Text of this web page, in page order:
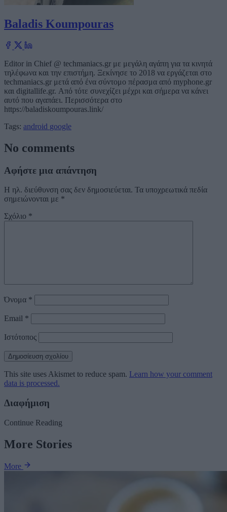
Baladis Koumpouras
Editor in Chief @ techmaniacs.gr με μεγάλη αγάπη για τα κινητά
τηλέφωνα και την επιστήμη. Ξεκίνησε το 2018 να εργάζεται στο
techmaniacs.gr μετά από ένα σύντομο πέρασμα από myphone.gr
και digitallife.gr. Από τότε συνεχίζει μέχρι και σήμερα να κάνει
αυτό που αγαπάει. Περισσότερα στο
https://baladiskoumpouras.link/
Tags: android google
No comments
Αφήστε μια απάντηση
Η ηλ. διεύθυνση σας δεν δημοσιεύεται. Τα υποχρεωτικά πεδία
σημειώνονται με *
Σχόλιο *
Όνομα *
Email *
Ιστότοπος
This site uses Akismet to reduce spam. Learn how your comment
data is processed.
Διαφήμιση
Continue Reading
More Stories
More